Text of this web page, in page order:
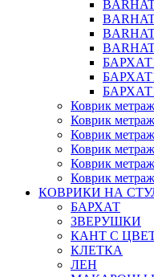
Коврик
Коврик
Коврик
Коврик
Коврик
Коврик
КОВРИКИ НА
БАРХАТ
ЗВЕРУШКИ
КАНТ С
КЛЕТКА
ЛЕН